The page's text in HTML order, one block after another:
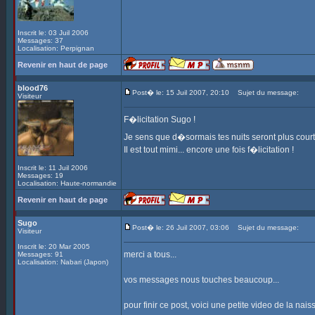
Inscrit le: 03 Juil 2006
Messages: 37
Localisation: Perpignan
Revenir en haut de page
blood76
Visiteur
Inscrit le: 11 Juil 2006
Messages: 19
Localisation: Haute-normandie
Post� le: 15 Juil 2007, 20:10 Sujet du message:
F�licitation Sugo !
Je sens que d�sormais tes nuits seront plus
Il est tout mimi... encore une fois f�licitation !
Revenir en haut de page
Sugo
Visiteur
Inscrit le: 20 Mar 2005
Messages: 91
Localisation: Nabari (Japon)
Post� le: 26 Juil 2007, 03:06 Sujet du message:
merci a tous...
vos messages nous touches beaucoup...
pour finir ce post, voici une petite video de la